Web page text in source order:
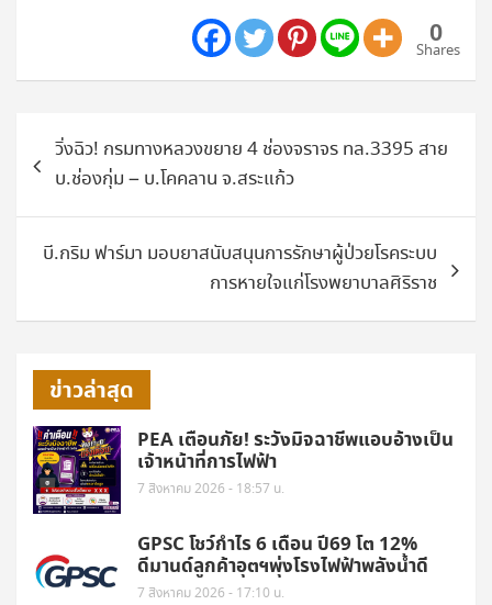
0
Shares
แนะแนว
เรื่องวิ่งฉิว! กรมทางหลวงขยาย 4 ช่องจราจร ทล.3395 สาย
บ.ช่องกุ่ม – บ.โคคลาน จ.สระแก้ว
บี.กริม ฟาร์มา มอบยาสนับสนุนการรักษาผู้ป่วยโรคระบบ
การหายใจแก่โรงพยาบาลศิริราช
ข่าวล่าสุด
PEA เตือนภัย! ระวังมิจฉาชีพแอบอ้างเป็น
เจ้าหน้าที่การไฟฟ้า
7 สิงหาคม 2026 - 18:57 น.
GPSC โชว์กำไร 6 เดือน ปี69 โต 12%
ดีมานด์ลูกค้าอุตฯพุ่งโรงไฟฟ้าพลังน้ำดี
7 สิงหาคม 2026 - 17:10 น.